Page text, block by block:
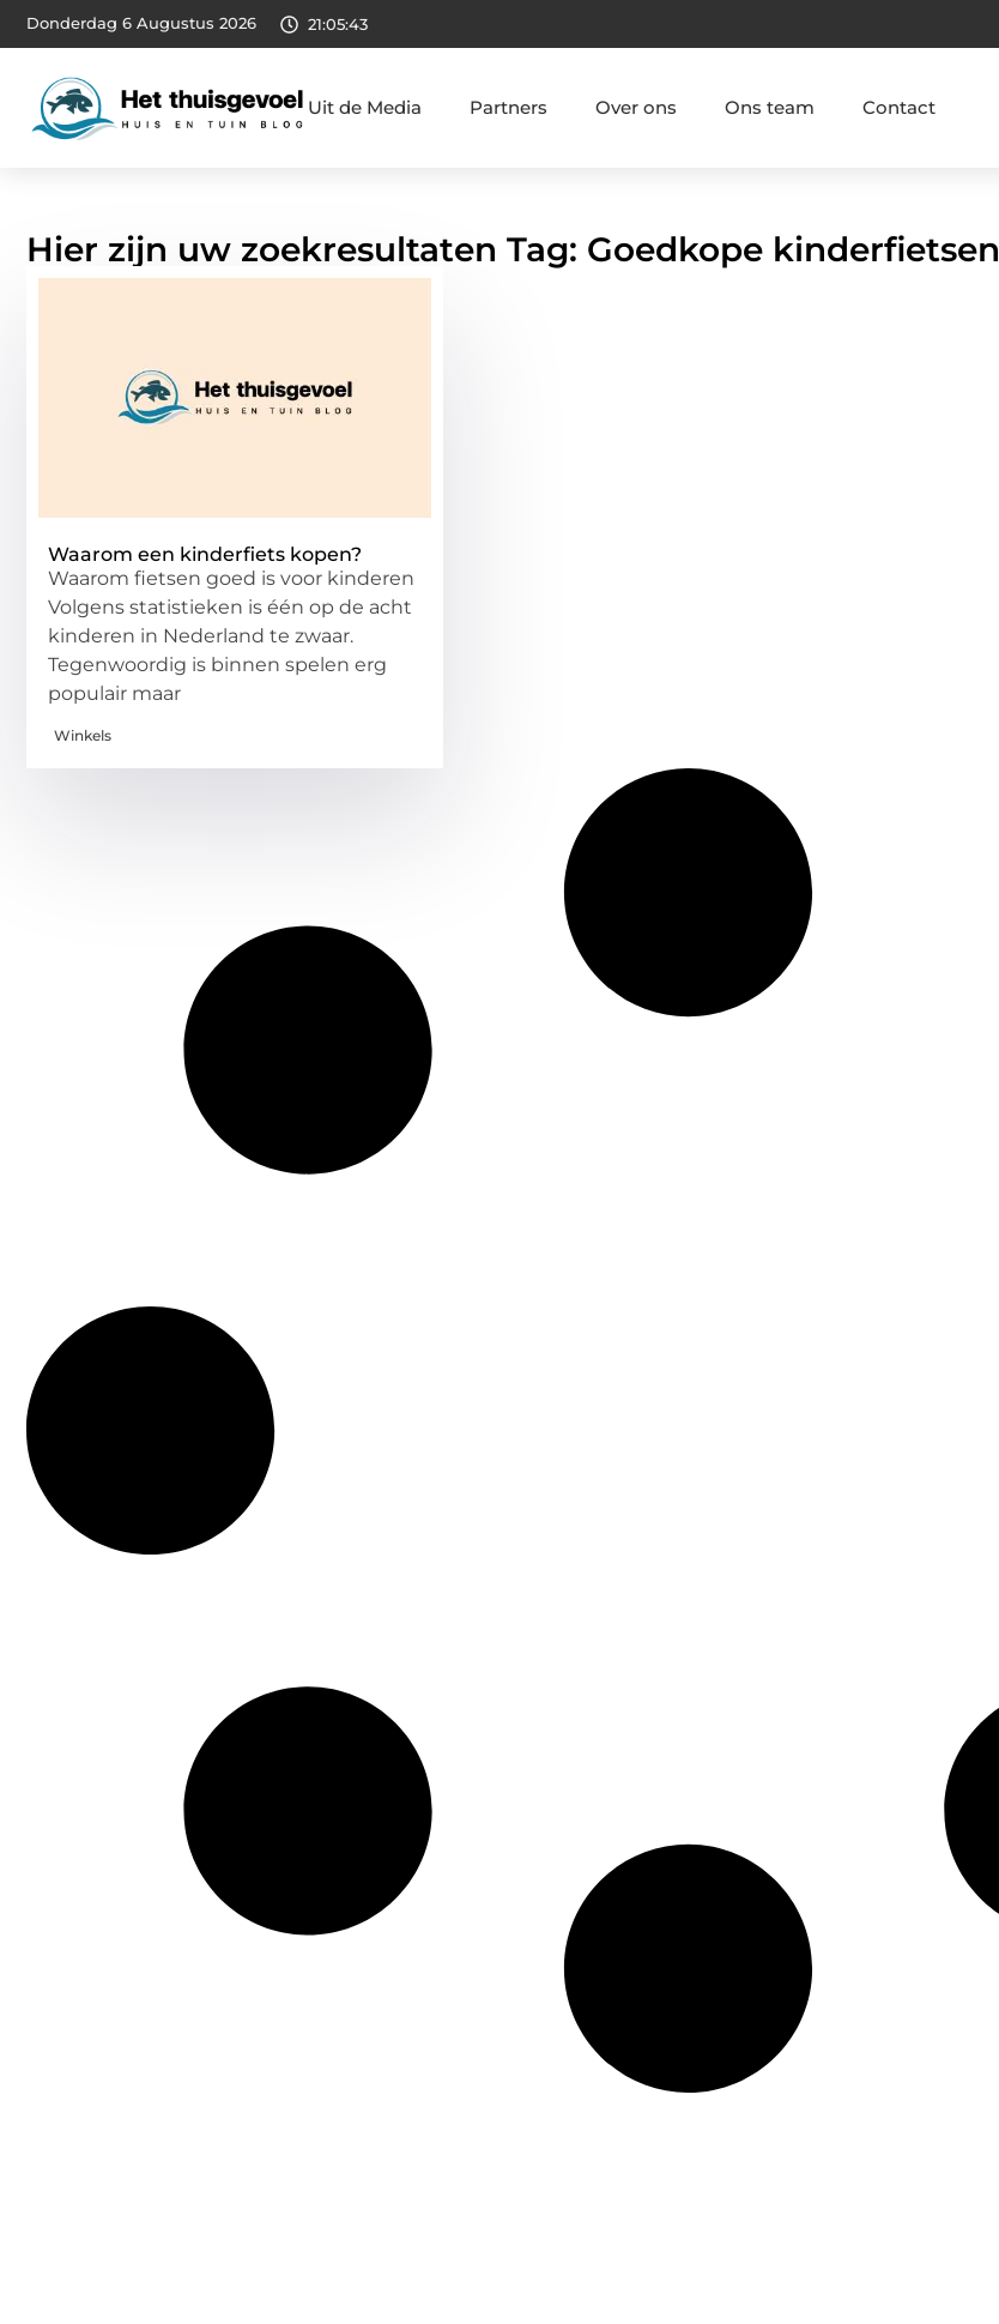
Donderdag 6 Augustus 2026 21:05:44
Uit de Media Partners Over ons Ons team Contact
Hier zijn uw zoekresultaten Tag: Goedkope kinderfietsen
Waarom een kinderfiets kopen?
Waarom fietsen goed is voor kinderen
Volgens statistieken is één op de acht
kinderen in Nederland te zwaar.
Tegenwoordig is binnen spelen erg
populair maar
Winkels